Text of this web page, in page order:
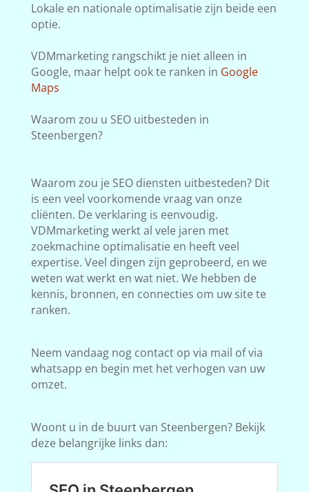
Lokale en nationale optimalisatie zijn beide een
optie.
VDMmarketing rangschikt je niet alleen in
Google, maar helpt ook te ranken in Google
Maps
Waarom zou u SEO uitbesteden in
Steenbergen?
Waarom zou je SEO diensten uitbesteden? Dit
is een veel voorkomende vraag van onze
cliënten. De verklaring is eenvoudig.
VDMmarketing werkt al vele jaren met
zoekmachine optimalisatie en heeft veel
expertise. Veel dingen zijn geprobeerd, en we
weten wat werkt en wat niet. We hebben de
kennis, bronnen, en connecties om uw site te
ranken.
Neem vandaag nog contact op via mail of via
whatsapp en begin met het verhogen van uw
omzet.
Woont u in de buurt van Steenbergen? Bekijk
deze belangrijke links dan: